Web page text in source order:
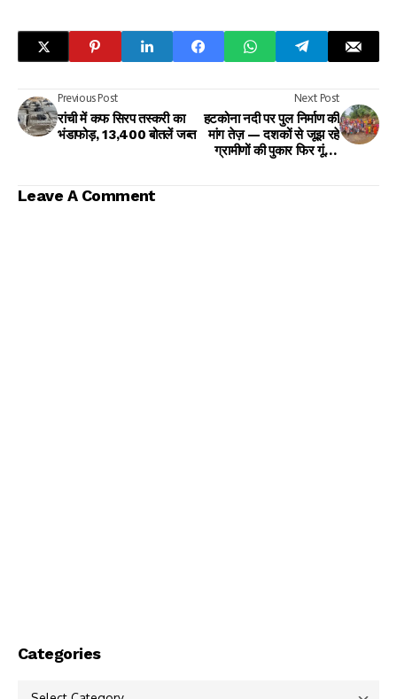
Previous Post
रांची में कफ सिरप तस्करी का
भंडाफोड़, 13,400 बोतलें जब्त
Next Post
हटकोना नदी पर पुल निर्माण की
मांग तेज़ — दशकों से जूझ रहे
ग्रामीणों की पुकार फिर गूंजी,
Leave A Comment
Categories
Categories